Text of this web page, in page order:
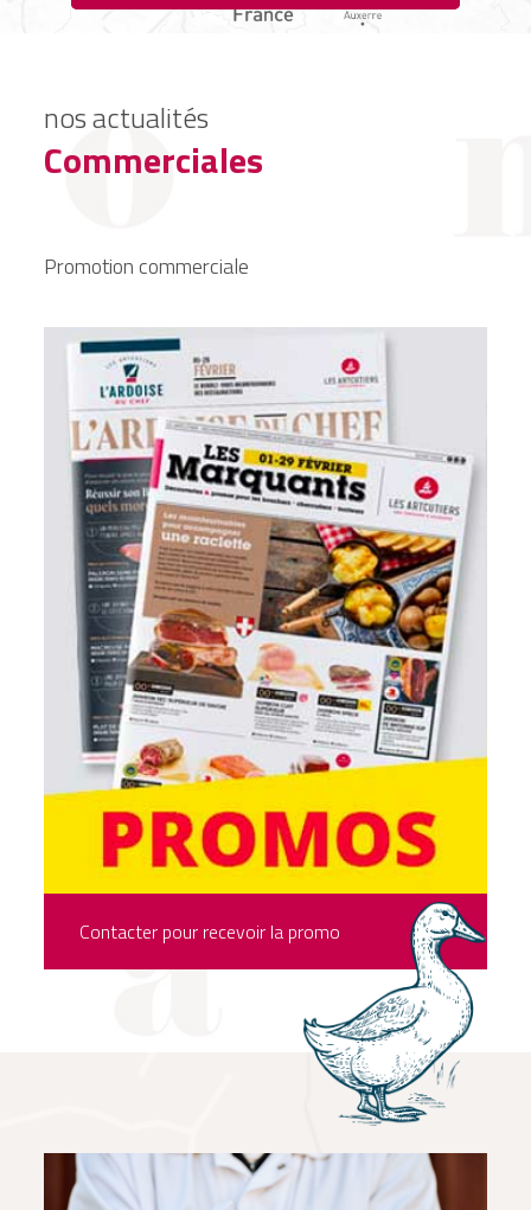
nos actualités
Commerciales
Promotion commerciale
Contacter pour recevoir la promo